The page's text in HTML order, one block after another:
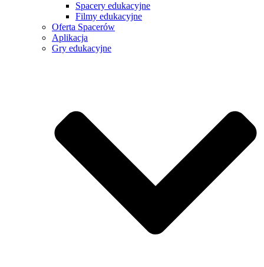
Spacery edukacyjne
Filmy edukacyjne
Oferta Spacerów
Aplikacja
Gry edukacyjne